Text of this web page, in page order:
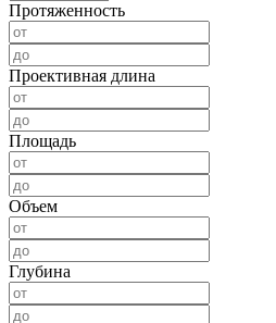
Протяженность
Проективная длина
Площадь
Объем
Глубина